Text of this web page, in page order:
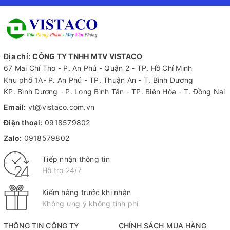
THÔNG TIN CÔNG TY CHÍNH SÁCH MUA HÀNG
Địa chỉ: CÔNG TY TNHH MTV VISTACO
67 Mai Chí Tho - P. An Phú - Quận 2 - TP. Hồ Chí Minh
Khu phố 1A- P. An Phú - TP. Thuận An - T. Bình Dương
KP. Bình Dương - P. Long Bình Tân - TP. Biên Hòa - T. Đồng Nai
Email: vt@vistaco.com.vn
Điện thoại: 0918579802
Zalo: 0918579802
Tiếp nhận thông tin
Hỗ trợ 24/7
Kiểm hàng trước khi nhận
Không ưng ý không tính phí